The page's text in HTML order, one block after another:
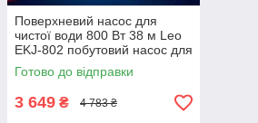
Поверхневий насос для
чистої води 800 Вт 38 м Leo
EKJ-802 побутовий насос для
водопостачання водяна
помпа для перекачування
Готово до відправки
3 649 ₴ 4 783 ₴